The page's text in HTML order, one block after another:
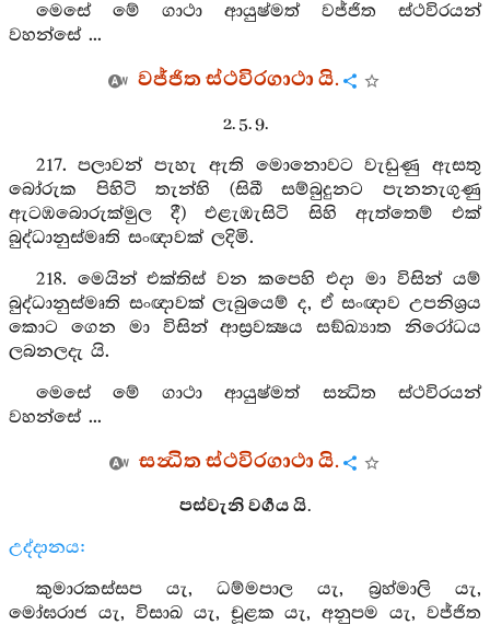
මෙසේ මේ ගාථා ආයුෂ්මත් වජ්ජිත ස්ථවිරයන්
වහන්සේ ...
වජ්ජිත ස්ථවිරගාථා යි.
2. 5. 9.
217. පලාවන් පැහැ ඇති මොනොවට වැඩුණු ඇසතු
බෝරුක පිහිටි තැන්හි (සිඛී සම්බුදුනට පැනනැගුණු
ඇටඹබොරුක්මුල දී) එළැඹැසිටි සිහි ඇත්තෙම් එක්
බුද්ධානුස්මෘති සංඥාවක් ලදිමි.
218. මෙයින් එක්තිස් වන කපෙහි එදා මා විසින් යම්
බුද්ධානුස්මෘති සංඥාවක් ලැබුයෙම් ද, ඒ සංඥාව උපනිශ්‍රය
කොට ගෙන මා විසින් ආස්‍රවක්‍ෂය සඞ්ඛ්‍යාත නිරෝධය
ලබනලදැ යි.
මෙසේ මේ ගාථා ආයුෂ්මත් සන්‍ධිත ස්ථවිරයන්
වහන්සේ ...
සන්‍ධිත ස්ථවිරගාථා යි.
පස්වැනි වර්‍ගය යි.
උද්දානය:
කුමාරකස්සප යැ, ධම්මපාල යැ, බ්‍රහ්මාලි යැ,
මෝඝරාජ යැ, විසාඛ යැ, චූළක යැ, අනුපම යැ, වජ්ජිත